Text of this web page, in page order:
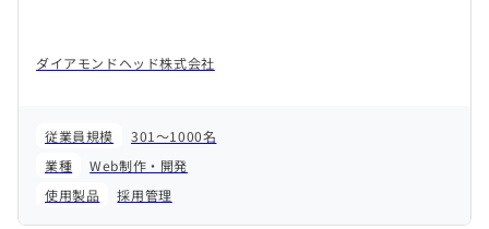
ダイアモンドヘッド株式会社
従業員規模
301～1000名
業種
Web制作・開発
使用製品
採用管理